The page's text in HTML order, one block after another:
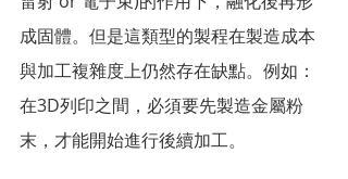
成固體。但是這類型的製程在製造成本
與加工複雜度上仍然存在缺點。例如：
在3D列印之間，必須要先製造金屬粉
末，才能開始進行後續加工。